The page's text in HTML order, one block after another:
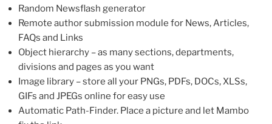
Random Newsflash generator
Remote author submission module for News, Articles,
FAQs and Links
Object hierarchy – as many sections, departments,
divisions and pages as you want
Image library – store all your PNGs, PDFs, DOCs, XLSs,
GIFs and JPEGs online for easy use
Automatic Path-Finder. Place a picture and let Mambo